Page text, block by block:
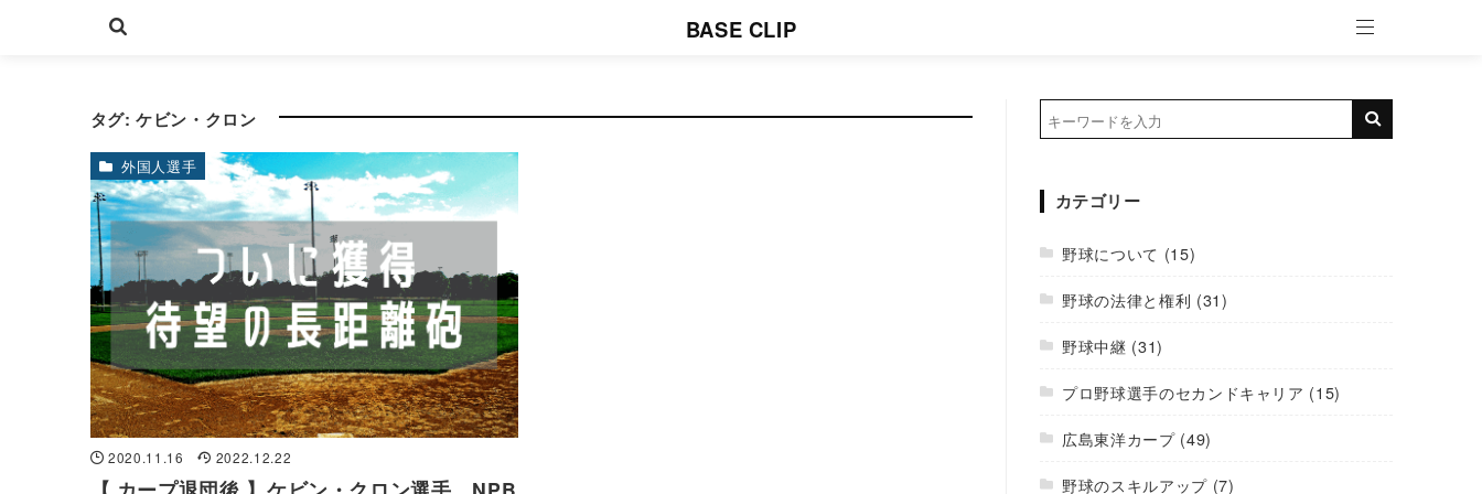
BASE CLIP
タグ:ケビン・クロン
2020.11.16 2022.12.22
外国人選手
カテゴリー
野球について (15)
野球の法律と権利 (31)
野球中継 (31)
プロ野球選手のセカンドキャリア (15)
広島東洋カープ(49)
野球のスキルアップ(7)